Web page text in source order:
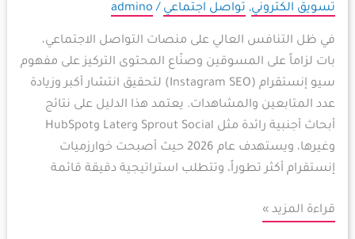
تسويق الكتروني, تواصل اجتماعي /
admino
في ظل التنافس العالي على منصات التواصل الاجتماعي،
بات لزاماً على المسوقين وصنّاع المحتوى التركيز على مفهوم
سيو إنستقرام (Instagram SEO) لتحقيق انتشار أكبر وزيادة
عدد المتابعين والمشاهدات. يعتمد هذا الدليل على نتائج
أبحاث أجنبية رائدة مثل Sprout Social وLater وHubSpot
وغيرها، ويستهدف عام 2026 حيث أصبحت خوارزميات
إنستقرام أكثر تطوراً، وتتطلب استراتيجية دقيقة قائمة
قراءة المزيد »